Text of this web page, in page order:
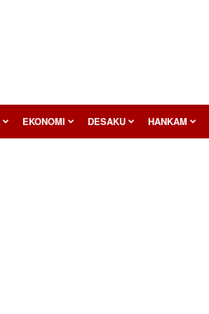
EKONOMI DESAKU HANKAM